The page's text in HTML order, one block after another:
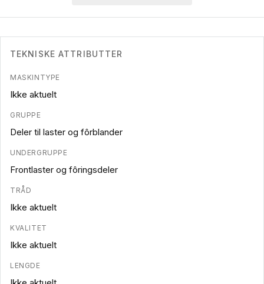
TEKNISKE ATTRIBUTTER
MASKINTYPE
Ikke aktuelt
GRUPPE
Deler til laster og fôrblander
UNDERGRUPPE
Frontlaster og fôringsdeler
TRÅD
Ikke aktuelt
KVALITET
Ikke aktuelt
LENGDE